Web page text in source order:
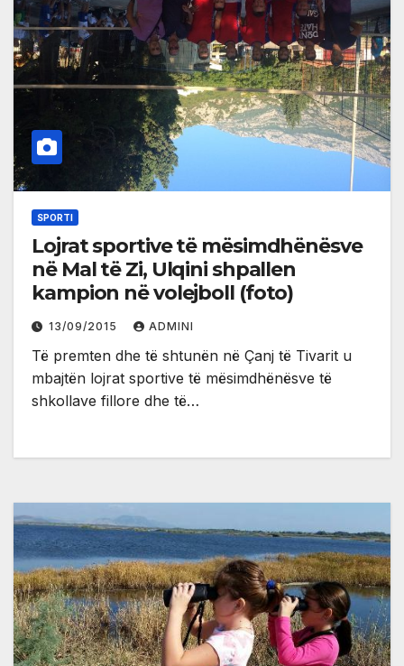
SPORTI
Lojrat sportive të mësimdhënësve
në Mal të Zi, Ulqini shpallen
kampion në volejboll (foto)
13/09/2015 ADMINI
Të premten dhe të shtunën në Çanj të Tivarit u
mbajtën lojrat sportive të mësimdhënësve të
shkollave fillore dhe të…